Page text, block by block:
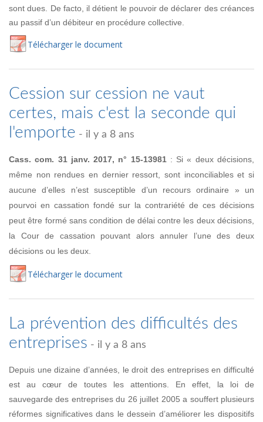
sont dues. De facto, il détient le pouvoir de déclarer des créances
au passif d’un débiteur en procédure collective.
Télécharger le document
Cession sur cession ne vaut
certes, mais c'est la seconde qui
l'emporte - il y a 8 ans
Cass. com. 31 janv. 2017, n° 15-13981: Si « deux décisions,
même non rendues en dernier ressort, sont inconciliables et si
aucune d’elles n’est susceptible d’un recours ordinaire » un
pourvoi en cassation fondé sur la contrariété de ces décisions
peut être formé sans condition de délai contre les deux décisions,
la Cour de cassation pouvant alors annuler l’une des deux
décisions ou les deux.
Télécharger le document
La prévention des difficultés des
entreprises - il y a 8 ans
Depuis une dizaine d’années, le droit des entreprises en difficulté
est au cœur de toutes les attentions. En effet, la loi de
sauvegarde des entreprises du 26 juillet 2005 a souffert plusieurs
réformes significatives dans le dessein d’améliorer les dispositifs